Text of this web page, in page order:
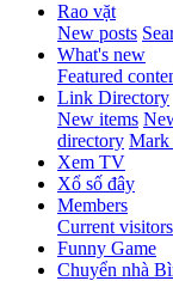
Rao vặt
New posts
What's new
Featured
Link Directory
New items
directory Mark
Xem TV
Xổ số đây
Members
Current visitors
Funny Game
Chuyển nhà